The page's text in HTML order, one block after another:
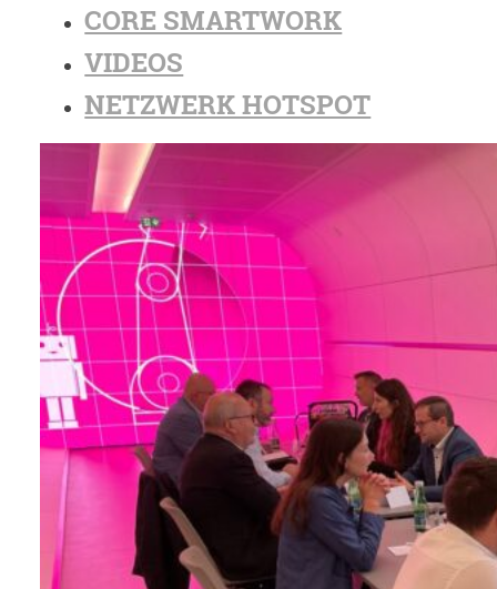
CORE SMARTWORK
VIDEOS
NETZWERK HOTSPOT